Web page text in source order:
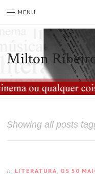
MENU
Milton
Showing all posts
In LITERATURA, OS 50